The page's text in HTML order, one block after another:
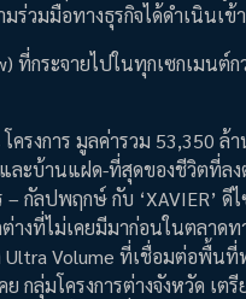
ร่วมมือทางธุรกิจได้ดำเนินเข้
ที่กระจายไปในทุกเซกเมนต์
รงการ มูลค่ารวม 53,350 ล้
ละบ้านแฝด-ที่สุดของชีวิตที่ล
– กัลปพฤกษ์ กับ ‘XAVIER’
ที่ไม่เคยมีมาก่อนในตลาดท
Volume ที่เชื่อมต่อพื้น
ลุ่มโครงการต่างจังหวัด เ